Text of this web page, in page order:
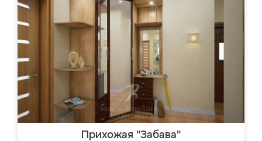
Прихожая "Забава"